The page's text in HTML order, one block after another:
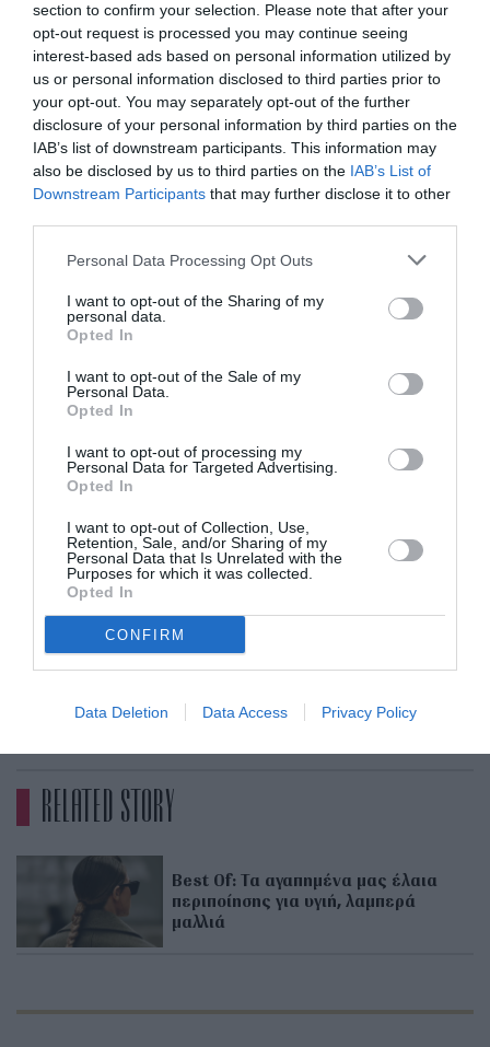
section to confirm your selection. Please note that after your
opt-out request is processed you may continue seeing
interest-based ads based on personal information utilized by
us or personal information disclosed to third parties prior to
your opt-out. You may separately opt-out of the further
disclosure of your personal information by third parties on the
IAB’s list of downstream participants. This information may
also be disclosed by us to third parties on the IAB’s List of
Downstream Participants that may further disclose it to other
Personal Data Processing Opt Outs
I want to opt-out of the Sharing of my
personal data.
Opted In
I want to opt-out of the Sale of my
Personal Data.
Opted In
I want to opt-out of processing my
Personal Data for Targeted Advertising.
Opted In
I want to opt-out of Collection, Use,
Retention, Sale, and/or Sharing of my
Personal Data that Is Unrelated with the
Purposes for which it was collected.
Opted In
CONFIRM
Data Deletion Data Access Privacy Policy
. Λάδι σώματος για μασάζ, Phytolastil The
Massage Oil,Lierac 2.Ενυδατικό έλαιο μαλλιών,
Moroccanoil Treatment,Moroccanoil 3.Ενυδατικό,
ξηρό έλαιο προσώπου, Elements Vitality Dry Oil,
λεβάντας για αίσθηση χαλάρωσης, Pressure Point
Fragrance Relaxing Lavender,Korres 5.
Ξηρό λάδι
για πρόσωπο, σώμα και μαλλιά, Huile Prodigieuse
Multi-Purpose Dry Oil,Nuxe 6.Θρεπτικό λάδι
σώματος, Soleil des Vignes Oil Elixir,
Caudalie
ενυδάτωση, Luxurious Sun Care Monoi
InterMed 8.
εντατικής λάμψης για ταλαιπωρημένα μαλλιά,
Première Huile Gloss Réparatrice,Kérastase 9.Oil-
Serum σύνθεση κατά των ραγάδων,
Luminous630® Anti-Stretch Mark Body Oil
Serum,Nivea
ADVERTISEMENT - CONTINUE READING BELOW
RELATED STORY
Best Of: Τα αγαπημένα μας έλαια
περιποίησης για υγιή, λαμπερά
μαλλιά